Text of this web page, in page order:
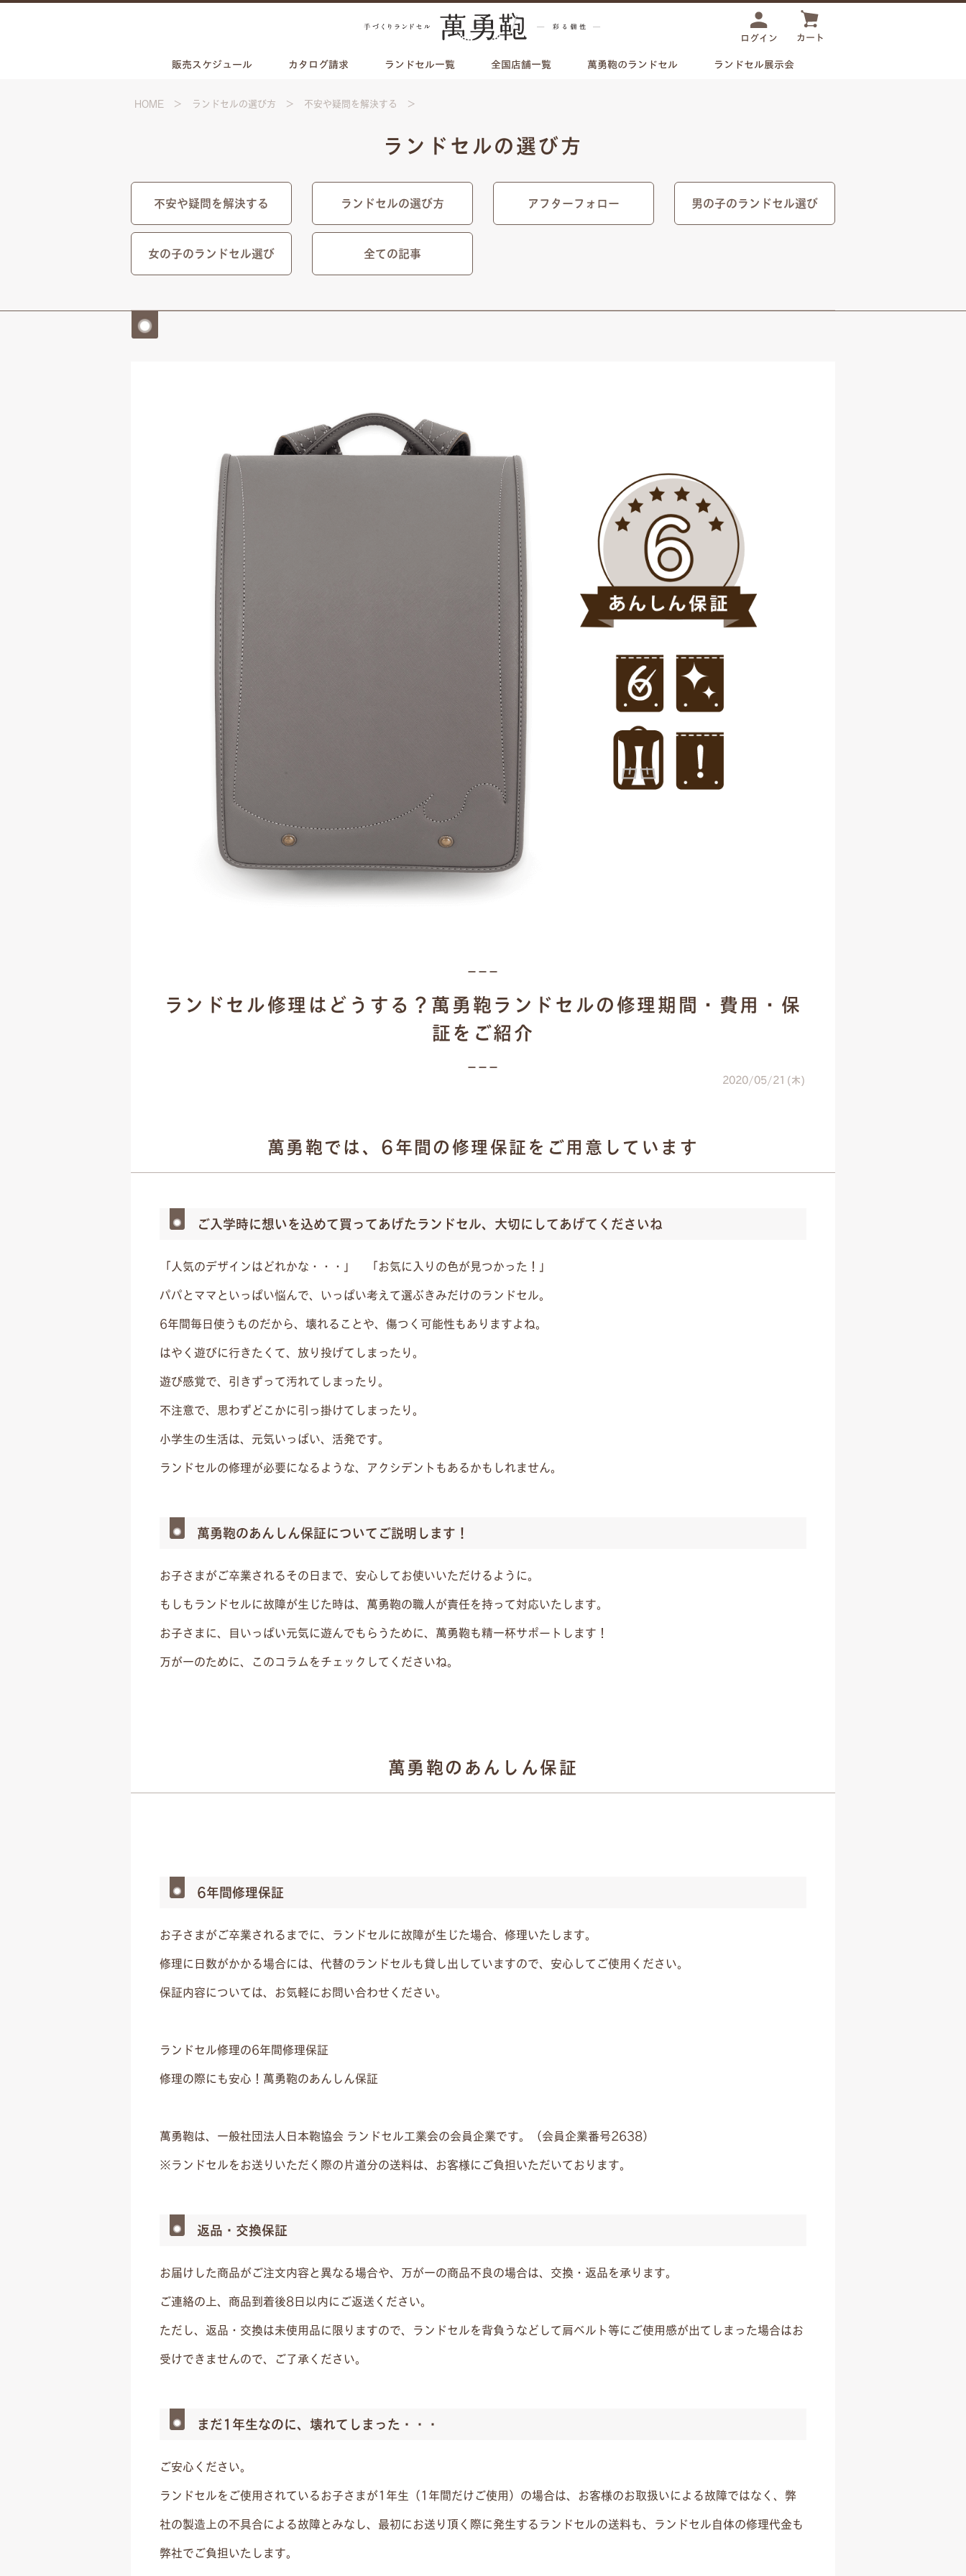
ログイン カート
販売スケジュール カタログ請求 ランドセル一覧 全国店舗一覧 萬勇鞄のランドセル ランドセル展示会
HOME ランドセルの選び方 不安や疑問を解決する
ランドセルの選び方
不安や疑問を解決する ランドセルの選び方 アフターフォロー 男の子のランドセル選び
女の子のランドセル選び 全ての記事
ランドセル修理はどうする？萬勇鞄ランドセルの修理期間・費用・保
証をご紹介
2020/05/21(木)
萬勇鞄では、6年間の修理保証をご用意しています
ご入学時に想いを込めて買ってあげたランドセル、大切にしてあげてくださいね
「人気のデザインはどれかな・・・」 「お気に入りの色が見つかった！」
パパとママといっぱい悩んで、いっぱい考えて選ぶきみだけのランドセル。
6年間毎日使うものだから、壊れることや、傷つく可能性もありますよね。
はやく遊びに行きたくて、放り投げてしまったり。
遊び感覚で、引きずって汚れてしまったり。
不注意で、思わずどこかに引っ掛けてしまったり。
小学生の生活は、元気いっぱい、活発です。
ランドセルの修理が必要になるような、アクシデントもあるかもしれません。
萬勇鞄のあんしん保証についてご説明します！
お子さまがご卒業されるその日まで、安心してお使いいただけるように。
もしもランドセルに故障が生じた時は、萬勇鞄の職人が責任を持って対応いたします。
お子さまに、目いっぱい元気に遊んでもらうために、萬勇鞄も精一杯サポートします！
万が一のために、このコラムをチェックしてくださいね。
萬勇鞄のあんしん保証
6年間修理保証
お子さまがご卒業されるまでに、ランドセルに故障が生じた場合、修理いたします。
修理に日数がかかる場合には、代替のランドセルも貸し出していますので、安心してご使用ください。
保証内容については、お気軽にお問い合わせください。
ランドセル修理の6年間修理保証
修理の際にも安心！萬勇鞄のあんしん保証
萬勇鞄は、一般社団法人日本鞄協会 ランドセル工業会の会員企業です。（会員企業番号2638）
※ランドセルをお送りいただく際の片道分の送料は、お客様にご負担いただいております。
返品・交換保証
お届けした商品がご注文内容と異なる場合や、万が一の商品不良の場合は、交換・返品を承ります。
ご連絡の上、商品到着後8日以内にご返送ください。
ただし、返品・交換は未使用品に限りますので、ランドセルを背負うなどして肩ベルト等にご使用感が出てしまった場合はお
受けできませんので、ご了承ください。
まだ1年生なのに、壊れてしまった・・・
ご安心ください。
ランドセルをご使用されているお子さまが1年生（1年間だけご使用）の場合は、お客様のお取扱いによる故障ではなく、弊
社の製造上の不具合による故障とみなし、最初にお送り頂く際に発生するランドセルの送料も、ランドセル自体の修理代金も
弊社でご負担いたします。